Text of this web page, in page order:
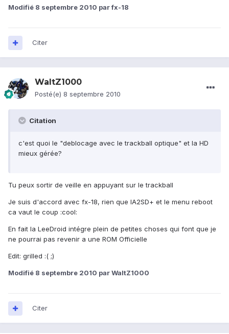
Modifié 8 septembre 2010 par fx-18
Citer
WaltZ1000
Posté(e) 8 septembre 2010
Citation
c'est quoi le "deblocage avec le trackball optique" et la HD
mieux gérée?
Tu peux sortir de veille en appuyant sur le trackball
Je suis d'accord avec fx-18, rien que lA2SD+ et le menu reboot
ca vaut le coup :cool:
En fait la LeeDroid intégre plein de petites choses qui font que je
ne pourrai pas revenir a une ROM Officielle
Edit: grilled :( ;)
Modifié 8 septembre 2010 par WaltZ1000
Citer